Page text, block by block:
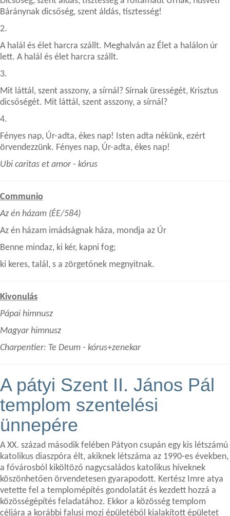
Báránynak dicsőség, szent áldás, tisztesség!
2.
A halál és élet harcra szállt. Meghalván az Élet a halálon úr
lett. A halál és élet harcra szállt.
3.
Mit láttál, szent asszony, a sírnál? Sírnak ürességét, Krisztus
dicsőségét. Mit láttál, szent asszony, a sírnál?
4.
Fényes nap, Úr-adta, ékes nap! Isten adta nékünk, ezért
örvendezzünk. Fényes nap, Úr-adta, ékes nap!
Ubi caritas et amor - kórus
Communio
Az én házam (ÉE/584)
Az én házam imádságnak háza, mondja az Úr
Benne mindaz, ki kér, kapni fog;
ki keres, talál, s a zörgetőnek megnyitnak.
Kivonulás
Pápai himnusz
Magyar himnusz
Charpentier: Te Deum - kórus+zenekar
A pátyi Szent II. János Pál
templom szentelési
ünnepére
A XX. század második felében Pátyon csupán egy kis létszámú
katolikus diaszpóra élt, akiknek létszáma az 1990-es években,
a fővárosból kiköltöző nagycsaládos katolikus híveknek
köszönhetően örvendetesen gyarapodott. Kertész Imre atya
vetette fel a templomépítés gondolatát és kezdett hozzá a
közösségépítés feladatához. Ekkor a közösség templom
céljára a korábbi falusi mozi épületéből kialakított épületet